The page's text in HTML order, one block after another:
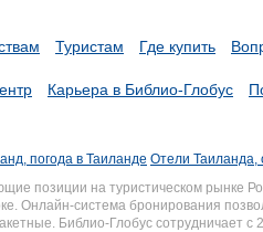
Туристам Где купить
Карьера в Библио-Глобус
погода в Таиланде Отели Таиланда,
позиции на туристическом рынке
Онлайн-система бронирования
Библио-Глобус сотрудничает